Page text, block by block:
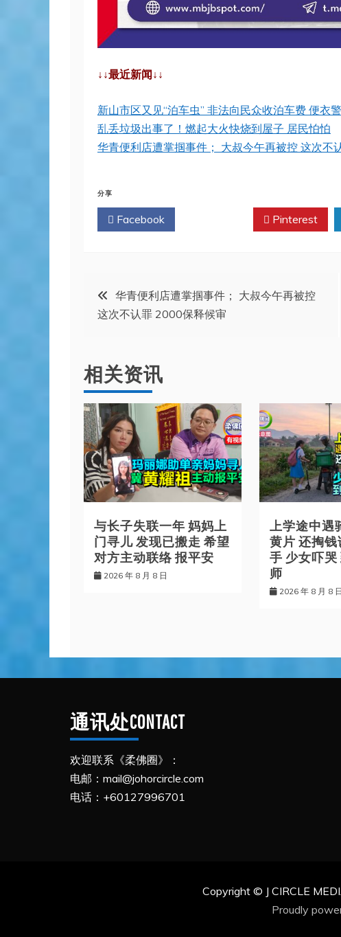
↓↓最近新闻↓↓
新山市区又见“泊车虫” 非法向民众收泊车费 便衣
乱丢垃圾出事了！燃起大火快烧到屋子 居民怕怕
华青便利店遭掌掴事件； 大叔今午再被控 这次不
分享
Facebook Pinterest
文
章
导
航
华青便利店遭掌掴事件； 大叔今午再被控
这次不认罪 2000保释候审
相关资讯
与长子失联一年 妈妈上
门寻儿 发现已搬走 希望
对方主动联络 报平安
2026 年 8 月 8 日
上学途中遇
黄片 还掏
手 少女吓
师
2026 年 8 月 8 日
通讯处CONTACT
欢迎联系《柔佛圈》：
电邮：mail@johorcircle.com
电话：+60127996701
Copyright © J CIRCLE
Proudly